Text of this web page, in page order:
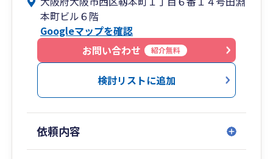
私たち自身も努力を惜しまず、変化し続ける環境
や制度を見越した計画をご提案し、ご満足いただ
けるよう全力でサポートいたします。
本町ビル６階
Googleマップを確認
お問い合わせ
紹介無料
検討リストに追加
依頼内容